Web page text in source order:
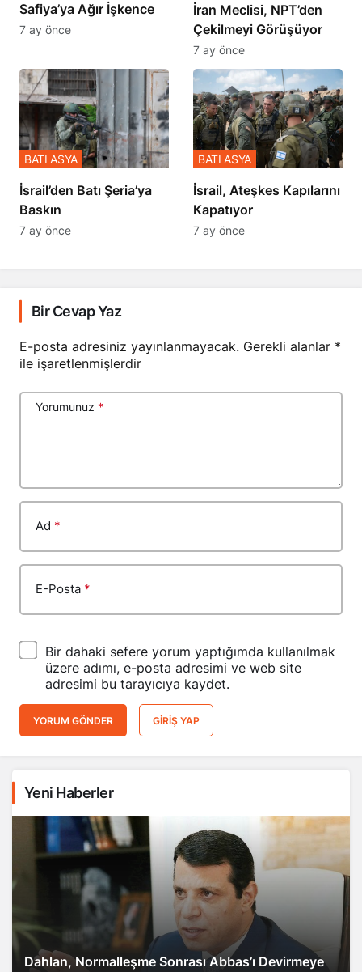
Safiya’ya Ağır İşkence
7 ay önce
İran Meclisi, NPT’den
Çekilmeyi Görüşüyor
7 ay önce
​​​​​​​İsrail’den Batı Şeria’ya
Baskın
BATI ASYA
7 ay önce
İsrail, Ateşkes Kapılarını
Kapatıyor
BATI ASYA
7 ay önce
Bir Cevap Yaz
E-posta adresiniz yayınlanmayacak. Gerekli alanlar *
ile işaretlenmişlerdir
Yorumunuz *
Ad *
E-Posta *
Bir dahaki sefere yorum yaptığımda kullanılmak
üzere adımı, e-posta adresimi ve web site
adresimi bu tarayıcıya kaydet.
YORUM GÖNDER GIRIŞ YAP
Yeni Haberler
Dahlan, Normalleşme Sonrası Abbas’ı Devirmeye